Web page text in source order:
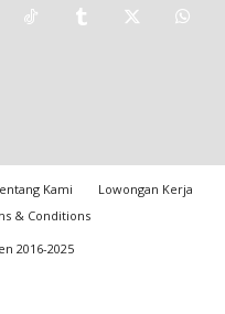
Kami
Lowongan Kerja
& Conditions
2016-2025